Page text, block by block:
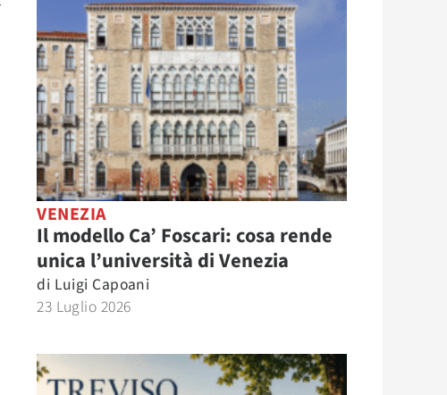
VENEZIA
Il modello Ca’ Foscari: cosa rende
unica l’università di Venezia
di Luigi Capoani
23 Luglio 2026